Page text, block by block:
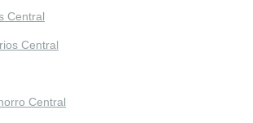
Central
Central
Central